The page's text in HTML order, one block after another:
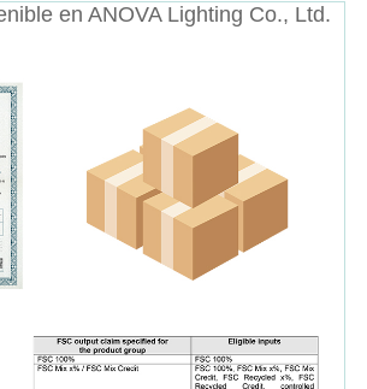
en ANOVA Lighting Co., Ltd.